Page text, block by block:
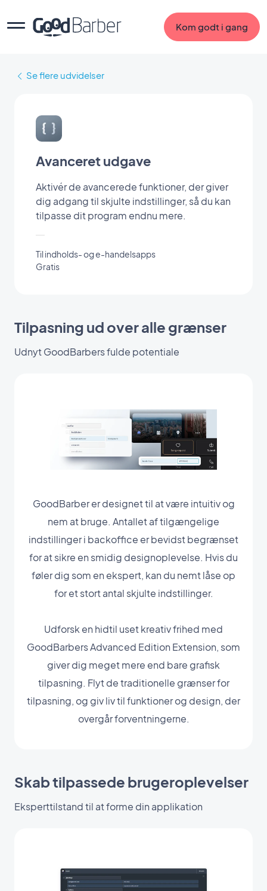
Kom godt i gang
Se flere udvidelser
Avanceret udgave
Aktivér de avancerede funktioner, der giver
dig adgang til skjulte indstillinger, så du kan
tilpasse dit program endnu mere.
Til indholds- og e-handelsapps
Gratis
Tilpasning ud over alle grænser
Udnyt GoodBarbers fulde potentiale
GoodBarber er designet til at være intuitiv og
nem at bruge. Antallet af tilgængelige
indstillinger i backoffice er bevidst begrænset
for at sikre en smidig designoplevelse. Hvis du
føler dig som en ekspert, kan du nemt låse op
for et stort antal skjulte indstillinger.
Udforsk en hidtil uset kreativ frihed med
GoodBarbers Advanced Edition Extension, som
giver dig meget mere end bare grafisk
tilpasning. Flyt de traditionelle grænser for
tilpasning, og giv liv til funktioner og design, der
overgår forventningerne.
Skab tilpassede brugeroplevelser
Eksperttilstand til at forme din applikation